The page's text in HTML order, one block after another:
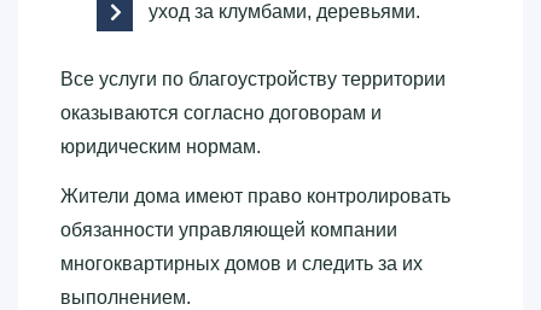
уход за клумбами, деревьями.
Все услуги по благоустройству территории
оказываются согласно договорам и
юридическим нормам.
Жители дома имеют право контролировать
обязанности управляющей компании
многоквартирных домов и следить за их
выполнением.